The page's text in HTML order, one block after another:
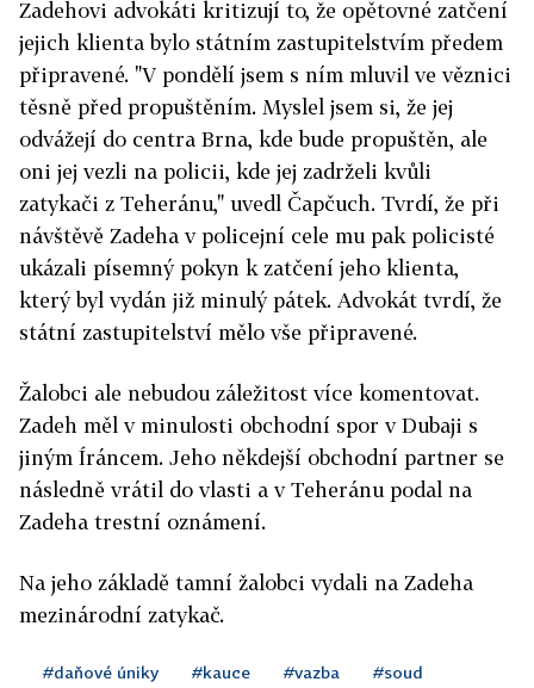
Zadehovi advokáti kritizují to, že opětovné zatčení
jejich klienta bylo státním zastupitelstvím předem
připravené. "V pondělí jsem s ním mluvil ve věznici
těsně před propuštěním. Myslel jsem si, že jej
odvážejí do centra Brna, kde bude propuštěn, ale
oni jej vezli na policii, kde jej zadrželi kvůli
zatykači z Teheránu," uvedl Čapčuch. Tvrdí, že při
návštěvě Zadeha v policejní cele mu pak policisté
ukázali písemný pokyn k zatčení jeho klienta,
který byl vydán již minulý pátek. Advokát tvrdí, že
státní zastupitelství mělo vše připravené.
Žalobci ale nebudou záležitost více komentovat.
Zadeh měl v minulosti obchodní spor v Dubaji s
jiným Íráncem. Jeho někdejší obchodní partner se
následně vrátil do vlasti a v Teheránu podal na
Zadeha trestní oznámení.
Na jeho základě tamní žalobci vydali na Zadeha
mezinárodní zatykač.
#daňové úniky #kauce #vazba #soud